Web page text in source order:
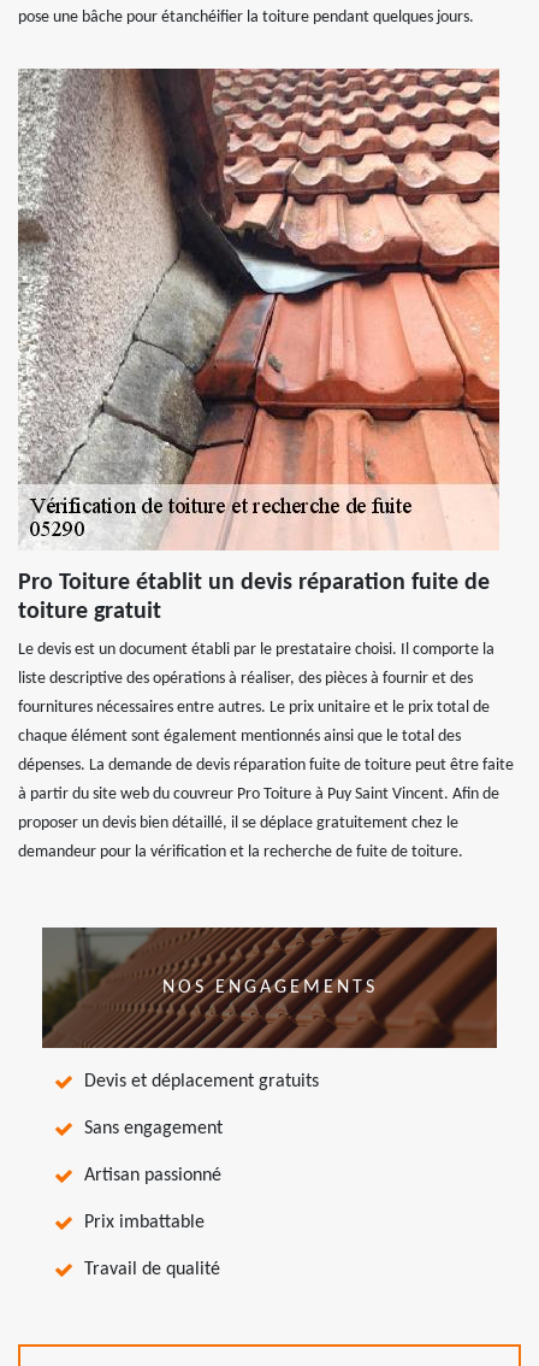
pose une bâche pour étanchéifier la toiture pendant quelques jours.
Pro Toiture établit un devis réparation fuite de
toiture gratuit
Le devis est un document établi par le prestataire choisi. Il comporte la
liste descriptive des opérations à réaliser, des pièces à fournir et des
fournitures nécessaires entre autres. Le prix unitaire et le prix total de
chaque élément sont également mentionnés ainsi que le total des
dépenses. La demande de devis réparation fuite de toiture peut être faite
à partir du site web du couvreur Pro Toiture à Puy Saint Vincent. Afin de
proposer un devis bien détaillé, il se déplace gratuitement chez le
demandeur pour la vérification et la recherche de fuite de toiture.
NOS ENGAGEMENTS
Devis et déplacement gratuits
Sans engagement
Artisan passionné
Prix imbattable
Travail de qualité